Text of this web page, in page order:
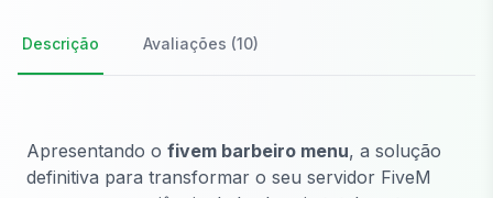
Descrição Avaliações (10)
Apresentando o fivem barbeiro menu, a solução
definitiva para transformar o seu servidor FiveM